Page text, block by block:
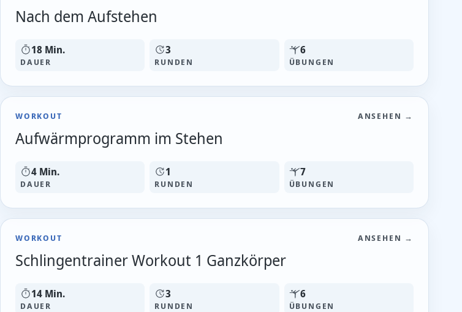
Nach dem Aufstehen
18 Min.
DAUER
3
RUNDEN
6
ÜBUNGEN
WORKOUT ANSEHEN →
Aufwärmprogramm im Stehen
4 Min.
DAUER
1
RUNDEN
7
ÜBUNGEN
WORKOUT ANSEHEN →
Schlingentrainer Workout 1 Ganzkörper
14 Min.
DAUER
3
RUNDEN
6
ÜBUNGEN